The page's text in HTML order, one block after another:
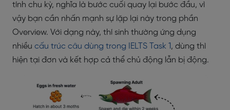
tính chu kỳ, nghĩa là bước cuối quay lại bước đầu, vì
vậy bạn cần nhấn mạnh sự lặp lại này trong phần
Overview. Với dạng này, thí sinh thường ứng dụng
nhiều cấu trúc câu dùng trong IELTS Task 1, dùng thì
hiện tại đơn và kết hợp cả thể chủ động lẫn bị động.